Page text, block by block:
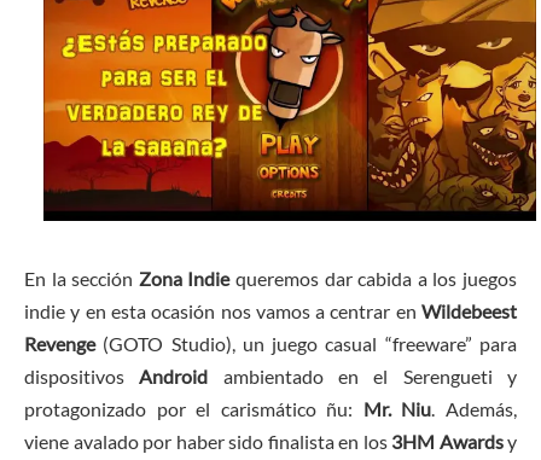
En la sección Zona Indiequeremos dar cabida a los juegos
indie y en esta ocasión nos vamos a centrar en Wildebeest
Revenge(GOTO Studio), un juego casual “freeware” para
dispositivosAndroid ambientado en el Serengueti y
protagonizado por el carismático ñu: Mr. Niu. Además,
viene avalado por haber sido finalista en los 3HM Awardsy